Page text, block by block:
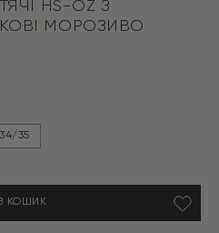
HS-OZ З
МОРОЗИВО
34/35
КОШИК